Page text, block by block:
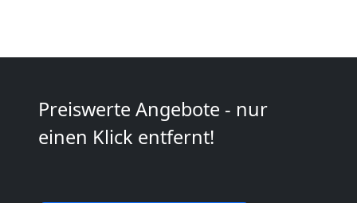
Preiswerte Angebote - nur
einen Klick entfernt!
National